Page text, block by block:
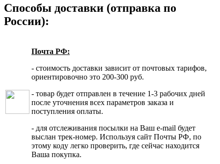
Способы доставки (отправка по
России):
Почта РФ:
- стоимость доставки зависит от почтовых тарифов,
ориентировочно это 200-300 руб.
- товар будет отправлен в течение 1-3 рабочих дней
после уточнения всех параметров заказа и
поступления оплаты.
- для отслеживания посылки на Ваш e-mail будет
выслан трек-номер. Используя сайт Почты РФ, по
этому коду легко проверить, где сейчас находится
Ваша покупка.